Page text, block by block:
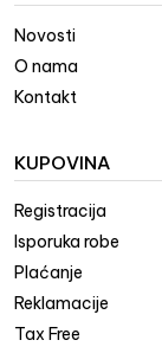
Novosti
O nama
Kontakt
KUPOVINA
Registracija
Isporuka robe
Plaćanje
Reklamacije
Tax Free